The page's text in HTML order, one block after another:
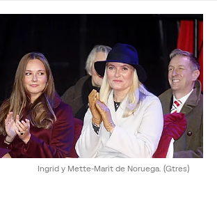
Ingrid y Mette-Marit de Noruega. (Gtres)